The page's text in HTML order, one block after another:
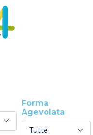
Forma
Agevolata
Tutte